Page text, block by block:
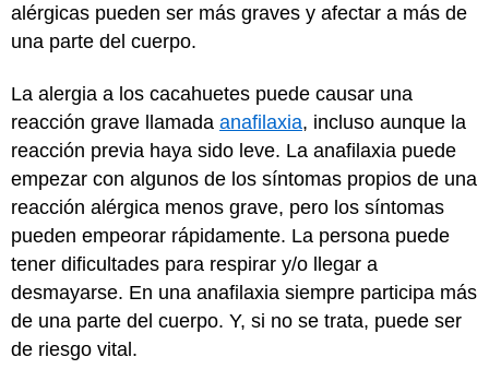
alérgicas pueden ser más graves y afectar a más de
una parte del cuerpo.
La alergia a los cacahuetes puede causar una
reacción grave llamada anafilaxia, incluso aunque la
reacción previa haya sido leve. La anafilaxia puede
empezar con algunos de los síntomas propios de una
reacción alérgica menos grave, pero los síntomas
pueden empeorar rápidamente. La persona puede
tener dificultades para respirar y/o llegar a
desmayarse. En una anafilaxia siempre participa más
de una parte del cuerpo. Y, si no se trata, puede ser
de riesgo vital.